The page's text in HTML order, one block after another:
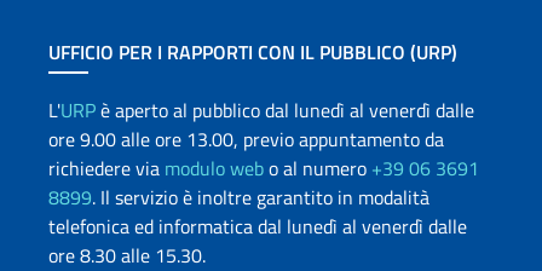
UFFICIO PER I RAPPORTI CON IL PUBBLICO (URP)
L'URPè aperto al pubblico dal lunedì al venerdì dalle
ore 9.00 alle ore 13.00, previo appuntamento da
richiedere via modulo webo al numero +39 06 3691
8899. Il servizio è inoltre garantito in modalità
telefonica ed informatica dal lunedì al venerdì dalle
ore 8.30 alle 15.30.